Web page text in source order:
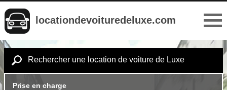
locationdevoituredeluxe.com
Rechercher une location de voiture de Luxe
Prise en charge